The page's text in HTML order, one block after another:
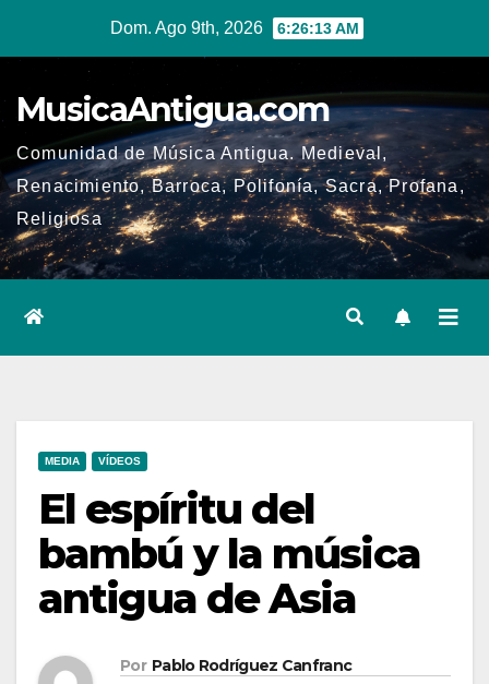
Dom. Ago 9th, 2026 6:26:14 AM
MusicaAntigua.com
Comunidad de Música Antigua. Medieval,
Renacimiento, Barroca, Polifonía, Sacra, Profana,
Religiosa
MEDIA VÍDEOS
El espíritu del
bambú y la música
antigua de Asia
Por Pablo Rodríguez Canfranc